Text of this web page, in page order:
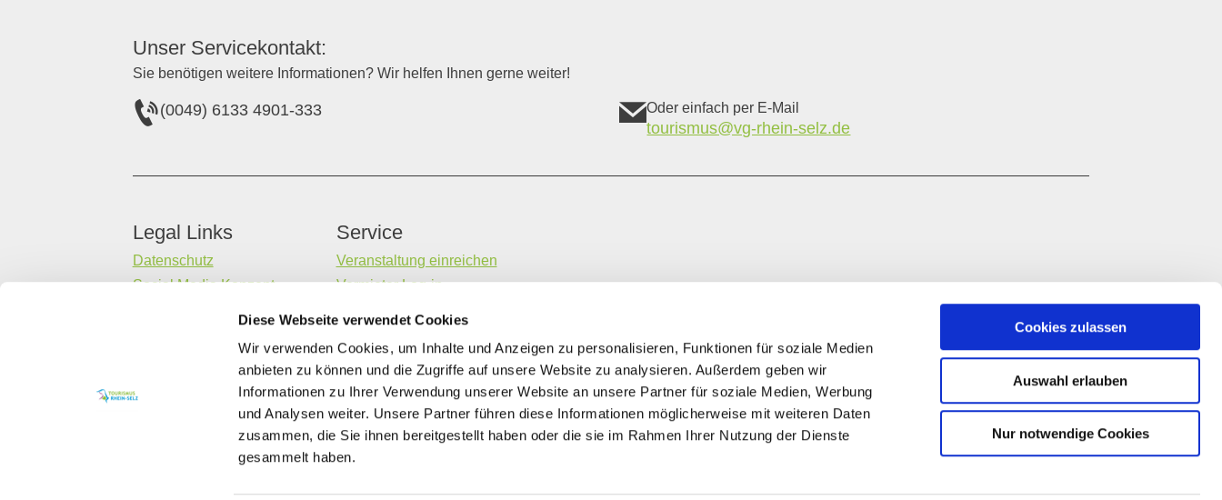
Diese Webseite verwendet Cookies
Wir verwenden Cookies, um Inhalte und Anzeigen zu personalisieren, Funktionen für soziale Medien
anbieten zu können und die Zugriffe auf unsere Website zu analysieren. Außerdem geben wir
Informationen zu Ihrer Verwendung unserer Website an unsere Partner für soziale Medien, Werbung
und Analysen weiter. Unsere Partner führen diese Informationen möglicherweise mit weiteren Daten
zusammen, die Sie ihnen bereitgestellt haben oder die sie im Rahmen Ihrer Nutzung der Dienste
gesammelt haben.
Cookies zulassen
Auswahl erlauben
Nur notwendige Cookies
Unser Servicekontakt:
Sie benötigen weitere Informationen? Wir helfen Ihnen gerne weiter!
(0049) 6133 4901-333 Oder einfach per E-Mail
tourismus@vg-rhein-selz.de
Legal Links
Datenschutz
Social Media Konzept
Service
Veranstaltung einreichen
Vermieter Log-in
Diese Publikation wird im Rahmen des
Entwicklungsprogramms EULLE unter Beteiligung der